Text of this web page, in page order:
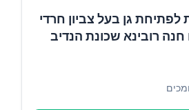
לפתיחת גן בעל צביון חרדי
רובינא שכונת הנדיב